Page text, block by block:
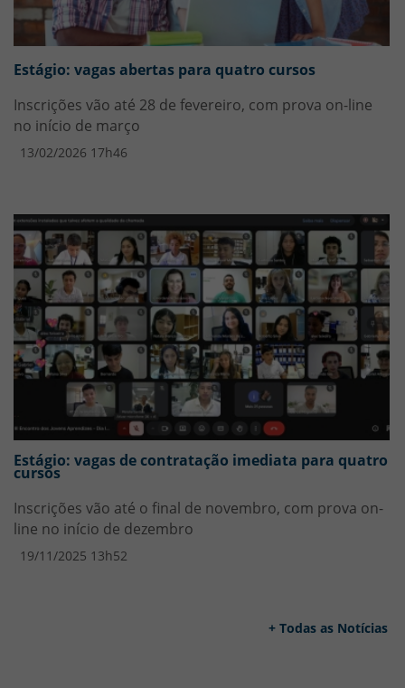
Estágio: vagas abertas para quatro cursos
Inscrições vão até 28 de fevereiro, com prova on-line
no início de março
13/02/2026 17h46
Estágio: vagas de contratação imediata para quatro
cursos
Inscrições vão até o final de novembro, com prova on-
line no início de dezembro
19/11/2025 13h52
+ Todas as Notícias